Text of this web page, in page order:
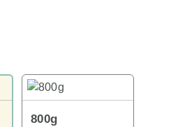
800g